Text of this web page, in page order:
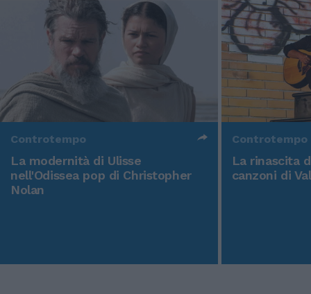
Controtempo
La modernità di Ulisse
nell'Odissea pop di Christopher
Nolan
Controtempo
La rinascita
canzoni di